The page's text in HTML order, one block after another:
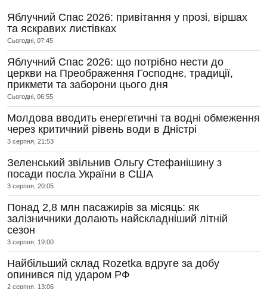
Яблучний Спас 2026: привітання у прозі, віршах
та яскравих листівках
Сьогодні, 07:45
Яблучний Спас 2026: що потрібно нести до
церкви на Преображення Господнє, традиції,
прикмети та заборони цього дня
Сьогодні, 06:55
Молдова вводить енергетичні та водні обмеження
через критичний рівень води в Дністрі
3 серпня, 21:53
Зеленський звільнив Ольгу Стефанішину з
посади посла України в США
3 серпня, 20:05
Понад 2,8 млн пасажирів за місяць: як
залізничники долають найскладніший літній
сезон
3 серпня, 19:00
Найбільший склад Rozetka вдруге за добу
опинився під ударом РФ
2 серпня, 13:06